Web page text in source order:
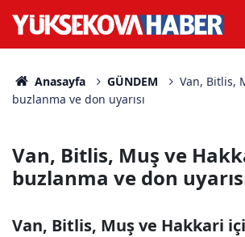
Anasayfa GÜNDEM
Van, Bitlis,
buzlanma ve don uyarısı
Van, Bitlis, Muş ve
buzlanma ve don
Van, Bitlis, Muş ve Hakkari